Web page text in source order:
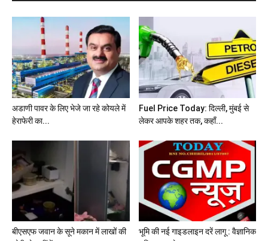
अडाणी पावर के लिए भेजे जा रहे कोयले में
हेराफेरी का...
Fuel Price Today: दिल्ली, मुंबई से
लेकर आपके शहर तक, कहाँ...
बीएसएफ जवान के सूने मकान में लाखों की
भूमि की नई गाइडलाइन दरें लागू : वैज्ञानिक